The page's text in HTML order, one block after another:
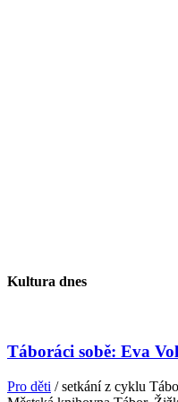
Kultura dnes
Táboráci sobě: Eva
Pro děti / setkání z cyklu